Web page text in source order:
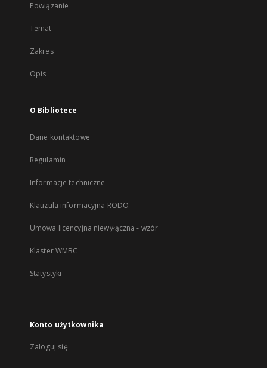
Powiązanie
Temat
Zakres
Opis
O Bibliotece
Dane kontaktowe
Regulamin
Informacje techniczne
Klauzula informacyjna RODO
Umowa licencyjna niewyłączna - wzór
Klaster WMBC
Statystyki
Konto użytkownika
Zaloguj się